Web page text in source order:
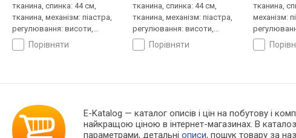
тканина, спинка: 44 см,
тканина, механізм: піастра,
регулювання: висоти,
глибинипорівняти
тканина, спинка: 44 см,
тканина, механізм: піастра,
регулювання: висоти,
глибинипорівняти
тканина,
механізм:
глибини
E-Katalog — каталог описів і цін на побутову і
найкращою ціною в інтернет-магазинах. В
параметрами, детальніописи, пошук товару за